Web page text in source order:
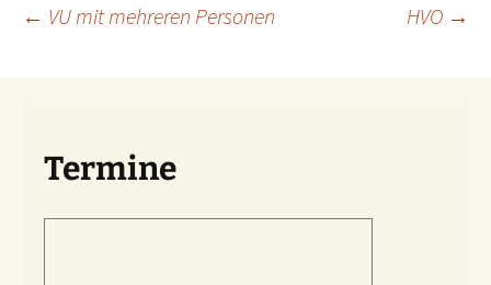
Beitragsnavigation
← VU mit mehreren Personen HVO →
Termine